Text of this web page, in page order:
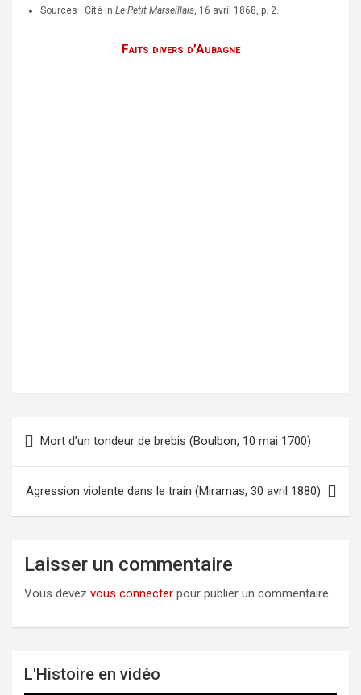
Sources : Cité in Le Petit Marseillais, 16 avril 1868, p. 2.
Faits divers d’Aubagne
Navigation
de
l’article
Mort d’un tondeur de brebis (Boulbon, 10 mai 1700)
Agression violente dans le train (Miramas, 30 avril 1880)
Laisser un commentaire
Vous devez vous connecter pour publier un commentaire.
L'Histoire en vidéo